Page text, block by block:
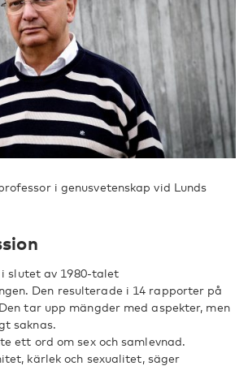
i genusvetenskap vid Lunds
slutet av 1980-talet
Den resulterade i 14 rapporter på
tar upp mängder med aspekter, men
saknas.
ett ord om sex och samlevnad.
kärlek och sexualitet, säger